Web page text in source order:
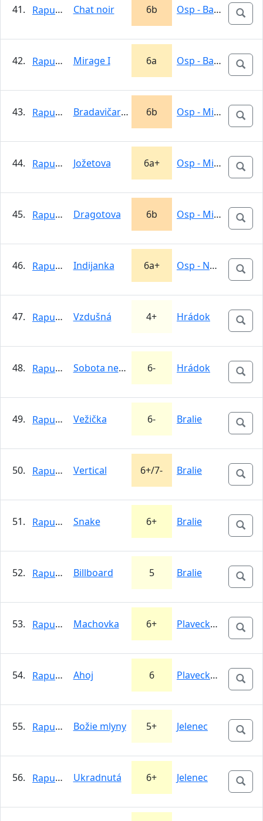
41. Rapunzel Chat noir 6b Osp - Babna
42. Rapunzel Mirage I 6a Osp - Babna
43. Rapunzel Bradavičarka 6b Osp - Mišja Peč
44. Rapunzel Jožetova 6a+ Osp - Mišja Peč
45. Rapunzel Dragotova 6b Osp - Mišja Peč
46. Rapunzel Indijanka 6a+ Osp - Nad Vasjo
47. Rapunzel Vzdušná 4+ Hrádok
48. Rapunzel Sobota nedela 6- Hrádok
49. Rapunzel Vežička 6- Bralie
50. Rapunzel Vertical 6+/7- Bralie
51. Rapunzel Snake 6+ Bralie
52. Rapunzel Billboard 5 Bralie
53. Rapunzel Machovka 6+ Plavecký hrad -…
54. Rapunzel Ahoj 6 Plavecký hrad -…
55. Rapunzel Božie mlyny 5+ Jelenec
56. Rapunzel Ukradnutá 6+ Jelenec